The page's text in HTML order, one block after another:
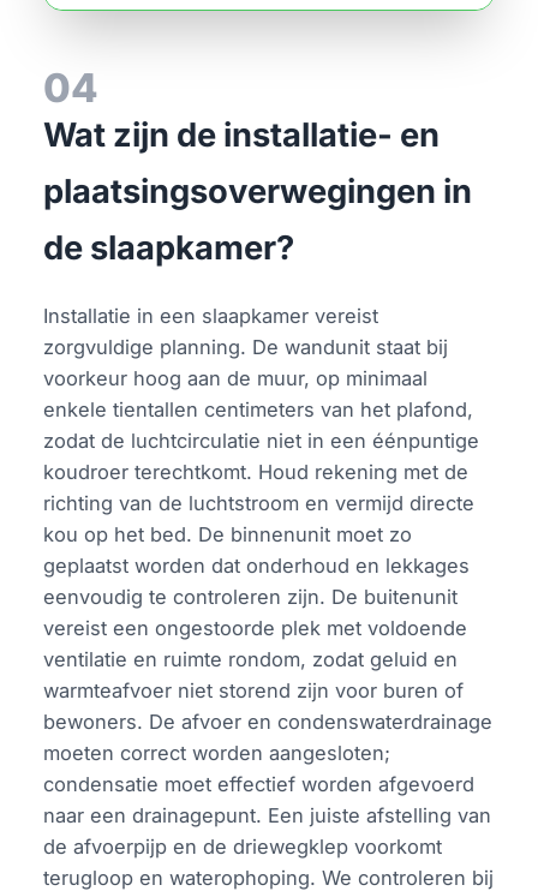
04
Wat zijn de installatie- en
plaatsingsoverwegingen in
de slaapkamer?
Installatie in een slaapkamer vereist
zorgvuldige planning. De wandunit staat bij
voorkeur hoog aan de muur, op minimaal
enkele tientallen centimeters van het plafond,
zodat de luchtcirculatie niet in een éénpuntige
koudroer terechtkomt. Houd rekening met de
richting van de luchtstroom en vermijd directe
kou op het bed. De binnenunit moet zo
geplaatst worden dat onderhoud en lekkages
eenvoudig te controleren zijn. De buitenunit
vereist een ongestoorde plek met voldoende
ventilatie en ruimte rondom, zodat geluid en
warmteafvoer niet storend zijn voor buren of
bewoners. De afvoer en condenswaterdrainage
moeten correct worden aangesloten;
condensatie moet effectief worden afgevoerd
naar een drainagepunt. Een juiste afstelling van
de afvoerpijp en de driewegklep voorkomt
terugloop en waterophoping. We controleren bij